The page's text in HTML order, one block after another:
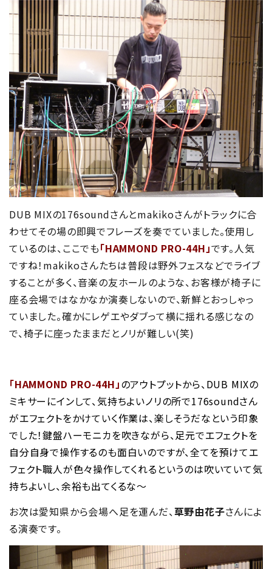
DUB MIXの176soundさんとmakikoさんがトラックに合
わせてその場の即興でフレーズを奏でていました。使用し
ているのは、ここでも「HAMMOND PRO-44H」です。人気
ですね！makikoさんたちは普段は野外フェスなどでライブ
することが多く、音楽の友ホールのような、お客様が椅子に
座る会場ではなかなか演奏しないので、新鮮とおっしゃっ
ていました。確かにレゲエやダブって横に揺れる感じなの
で、椅子に座ったままだとノリが難しい(笑)
「HAMMOND PRO-44H」のアウトプットから、DUB MIXの
ミキサーにインして、気持ちよいノリの所で176soundさん
がエフェクトをかけていく作業は、楽しそうだなという印象
でした！鍵盤ハーモニカを吹きながら、足元でエフェクトを
自分自身で操作するのも面白いのですが、全てを預けてエ
フェクト職人が色々操作してくれるというのは吹いていて気
持ちよいし、余裕も出てくるな～
お次は愛知県から会場へ足を運んだ、草野由花子さんによ
る演奏です。